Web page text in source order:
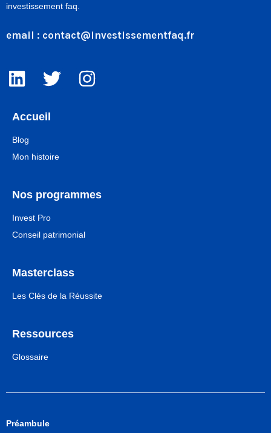
investissement faq.
email : contact@investissementfaq.fr
Accueil
Blog
Mon histoire
Nos programmes
Invest Pro
Conseil patrimonial
Masterclass
Les Clés de la Réussite
Ressources
Glossaire
Préambule